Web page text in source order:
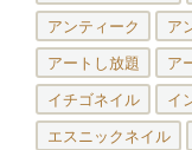
アンティーク ア
アートし放題 ア
イチゴネイル イ
エスニックネイル